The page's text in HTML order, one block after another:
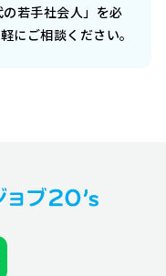
若手社会人」を必
にご相談ください。